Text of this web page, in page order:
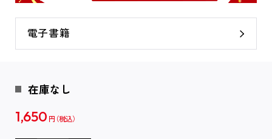
電子書籍
在庫なし
1,650 円